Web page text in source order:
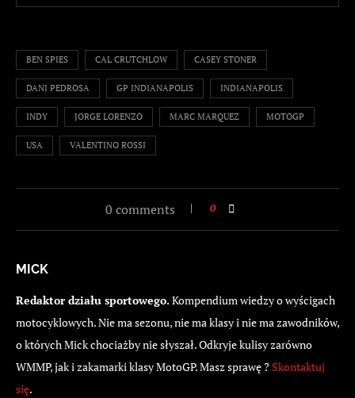
BEN SPIES CAL CRUTCHLOW CASEY STONER
DANI PEDROSA GP INDIANAPOLIS INDIANAPOLIS
INDY JORGE LORENZO MARC MARQUEZ MOTOGP
USA VALENTINO ROSSI
0 comments 0
MICK
Redaktor działu sportowego.Kompendium wiedzy o wyścigach
motocyklowych. Nie ma sezonu, nie ma klasy i nie ma zawodników,
o których Mick chociażby nie słyszał. Odkryje kulisy zarówno
WMMP, jak i zakamarki klasy MotoGP. Masz sprawę ? Skontaktuj
się.